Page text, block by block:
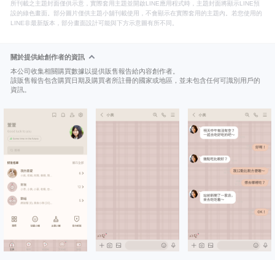
所刊載之主題封面僅供示意，實際套用主題並開啟LINE應用程式時，主題封面將顯示LINE預
設的綠色畫面。部分圖片僅供主題小舖刊載使用，不會顯示在實際套用的主題內。若您使用的
LINE非最新版本，部分畫面設計可能與下方示意圖有所不同。
關於提供給創作者的資訊
本公司收集相關購買數據以提供販售報告給內容創作者。
該販售報告包含購買日期及購買者所註冊的國家或地區，並未包含任何可識別用戶的
資訊。